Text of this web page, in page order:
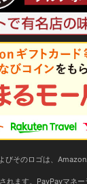
そのロゴは、
れます。PayPayマネー